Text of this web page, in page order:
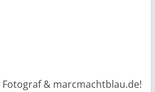
& marcmachtblau.de!